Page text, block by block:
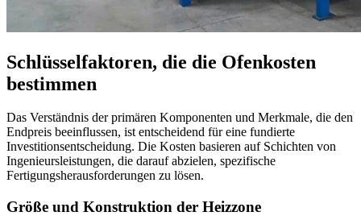
Schlüsselfaktoren, die die Ofenkosten
bestimmen
Das Verständnis der primären Komponenten und Merkmale, die den
Endpreis beeinflussen, ist entscheidend für eine fundierte
Investitionsentscheidung. Die Kosten basieren auf Schichten von
Ingenieursleistungen, die darauf abzielen, spezifische
Fertigungsherausforderungen zu lösen.
Größe und Konstruktion der Heizzone